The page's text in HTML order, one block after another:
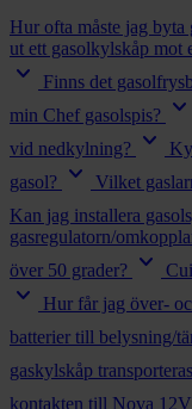
Hur ofta måste jag byta
ut ett gasolkylskåp mot
keyboard_arrow_down Finns det
min Chef gasolspis? keyboard_arrow_down
vid nedkylning? keyboard_arrow_down
gasol? keyboard_arrow_down Vilket
Kan jag installera
gasregulatorn/
över 50 grader? keyboard_arrow_down
keyboard_arrow_down Hur får jag över-
batterier till belysning/
gaskylskåp
kontakten till Nova